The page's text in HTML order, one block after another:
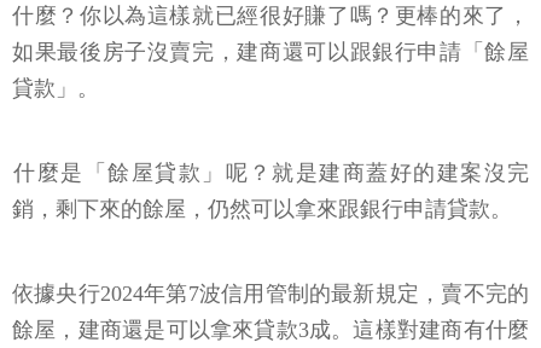
什麼？你以為這樣就已經很好賺了嗎？更棒的來了，
如果最後房子沒賣完，建商還可以跟銀行申請「餘屋
貸款」。
​什麼是「餘屋貸款」呢？就是建商蓋好的建案沒完
銷，剩下來的餘屋，仍然可以拿來跟銀行申請貸款。
依據央行2024年第7波信用管制的最新規定，賣不完的
餘屋，建商還是可以拿來貸款3成。這樣對建商有什麼